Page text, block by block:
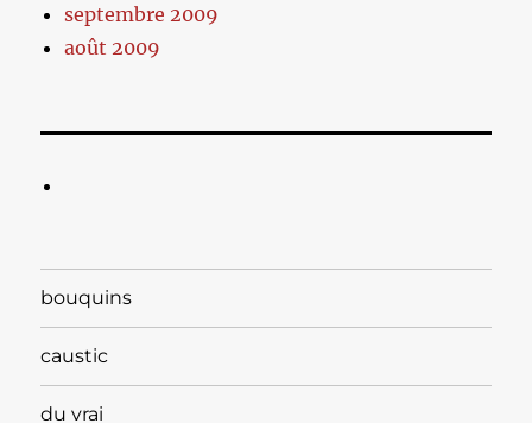
septembre 2009
août 2009
bouquins
caustic
du vrai